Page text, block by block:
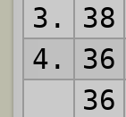
3.
38
4.
36
36